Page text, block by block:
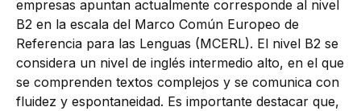
empresas apuntan actualmente corresponde al nivel
B2 en la escala del Marco Común Europeo de
Referencia para las Lenguas (MCERL). El nivel B2 se
considera un nivel de inglés intermedio alto, en el que
se comprenden textos complejos y se comunica con
fluidez y espontaneidad. Es importante destacar que,